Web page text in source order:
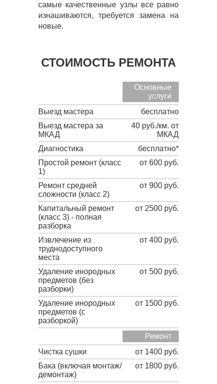
самые качественные узлы все равно
изнашиваются, требуется замена на
новые.
СТОИМОСТЬ РЕМОНТА
Основные
услуги
Выезд мастера
бесплатно
Выезд мастера за
МКАД
40 руб./км. от
МКАД
Диагностика
бесплатно*
Простой ремонт (класс
1)
от 600 руб.
Ремонт средней
сложности (класс 2)
от 900 руб.
Капитальный ремонт
(класс 3) - полная
разборка
от 2500 руб.
Извлечение из
труднодоступного
места
от 400 руб.
Удаление инородных
предметов (без
разборки)
от 500 руб.
Удаление инородных
предметов (с
разборкой)
от 1500 руб.
Ремонт
Чистка сушки
от 1400 руб.
Бака (включая монтаж/
демонтаж)
от 1800 руб.